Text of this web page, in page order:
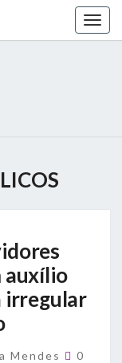
auxílio
irregular
Mendes
0